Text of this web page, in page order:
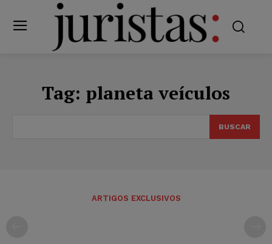
Tag: planeta veículos
BUSCAR
ARTIGOS EXCLUSIVOS